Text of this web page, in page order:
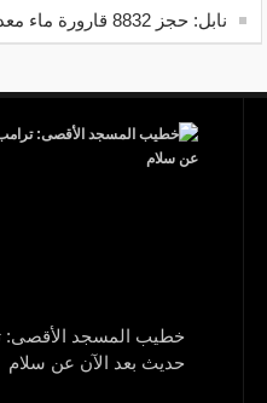
نابل: حجز 8832 قارورة ماء معدني من أجل الاحتكار والمضاربة
خطيب المسجد الأقصى:
حديث بعد الآن عن سلام